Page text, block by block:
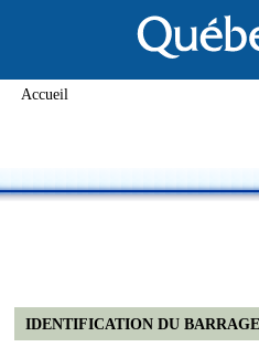
Accueil
IDENTIFICATION DU BARRAGE